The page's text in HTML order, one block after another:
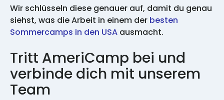
Wir schlüsseln diese genauer auf, damit du genau
siehst, was die Arbeit in einem der besten
Sommercamps in den USA ausmacht.
Tritt AmeriCamp bei und
verbinde dich mit unserem
Team